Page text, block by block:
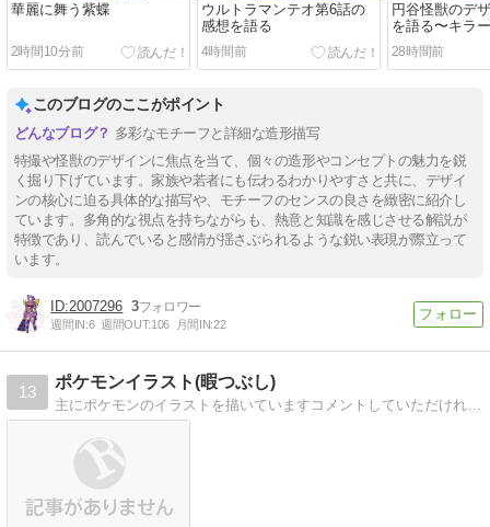
華麗に舞う紫蝶
2時間10分前
ウルトラマンテオ第6話の
感想を語る
4時間前
円谷怪獣のデ
を語る〜キラ
モンス編〜
28時間前
このブログのここがポイント
多彩なモチーフと詳細な造形描写
特撮や怪獣のデザインに焦点を当て、個々の造形やコンセプトの魅力を鋭
く掘り下げています。家族や若者にも伝わるわかりやすさと共に、デザイ
ンの核心に迫る具体的な描写や、モチーフのセンスの良さを緻密に紹介し
ています。多角的な視点を持ちながらも、熱意と知識を感じさせる解説が
特徴であり、読んでいると感情が揺さぶられるような鋭い表現が際立って
います。
2007296 3
週間IN:6 週間OUT:106 月間IN:22
13
ポケモンイラスト(暇つぶし)
主にポケモンのイラストを描いていますコメントしていただければリクエストを受け付けてます。誰でも気軽にOKです